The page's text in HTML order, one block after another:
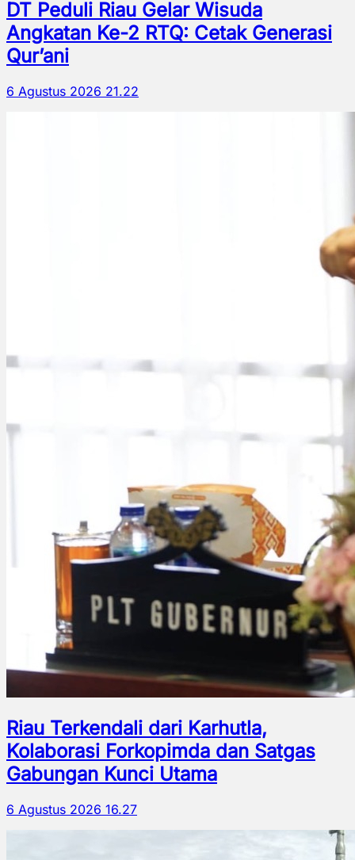
DT Peduli Riau Gelar Wisuda
Angkatan Ke-2 RTQ: Cetak Generasi
Qur’ani
6 Agustus 2026 21.22
Riau Terkendali dari Karhutla,
Kolaborasi Forkopimda dan Satgas
Gabungan Kunci Utama
6 Agustus 2026 16.27